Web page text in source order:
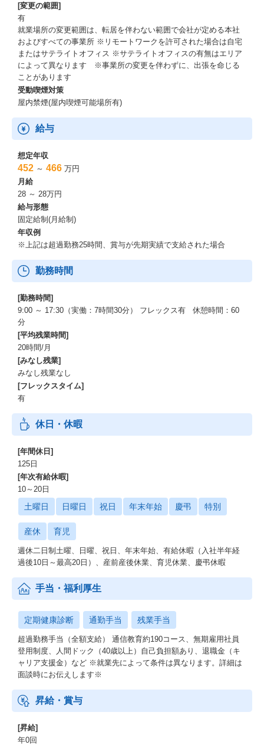
[変更の範囲]
有
就業場所の変更範囲は、転居を伴わない範囲で会社が定める本社
およびすべての事業所 ※リモートワークを許可された場合は自宅
またはサテライトオフィス ※サテライトオフィスの有無はエリア
によって異なります ※事業所の変更を伴わずに、出張を命じる
ことがあります
受動喫煙対策
屋内禁煙(屋内喫煙可能場所有)
給与
想定年収
452 ～ 466 万円
月給
28 ～ 28万円
給与形態
固定給制(月給制)
年収例
※上記は超過勤務25時間、賞与が先期実績で支給された場合
勤務時間
[勤務時間]
9:00 ～ 17:30（実働：7時間30分） フレックス有 休憩時間：60
分
[平均残業時間]
20時間/月
[みなし残業]
みなし残業なし
[フレックスタイム]
有
休日・休暇
[年間休日]
125日
[年次有給休暇]
10～20日
土曜日 日曜日 祝日 年末年始 慶弔 特別
産休 育児
週休二日制土曜、日曜、祝日、年末年始、有給休暇（入社半年経
過後10日～最高20日）、産前産後休業、育児休業、慶弔休暇
手当・福利厚生
定期健康診断 通勤手当 残業手当
超過勤務手当（全額支給） 通信教育約190コース、無期雇用社員
登用制度、人間ドック（40歳以上）自己負担額あり、退職金（キ
ャリア支援金）など ※就業先によって条件は異なります。詳細は
面談時にお伝えします※
昇給・賞与
[昇給]
年0回